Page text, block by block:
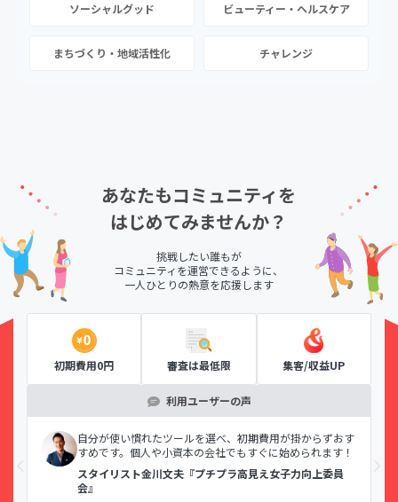
ソーシャルグッド ビューティー・ヘルスケア
まちづくり・地域活性化 チャレンジ
あなたもコミュニティを
はじめてみませんか？
挑戦したい誰もが
コミュニティを運営できるように、
一人ひとりの熱意を応援します
初期費用0円 審査は最低限 集客/収益UP
利用ユーザーの声
自分が使い慣れたツールを選べ、初期費用が掛からずおす
すめです。個人や小資本の会社でもすぐに始められます！
スタイリスト金川文夫『プチプラ高見え女子力向上委員
会』